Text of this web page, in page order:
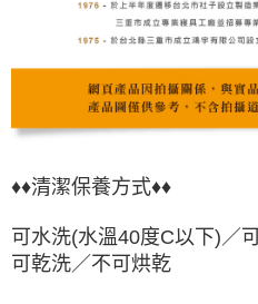
♦♦清潔保養方式♦♦
可水洗(水溫40度C以下)／
可乾洗／不可烘乾